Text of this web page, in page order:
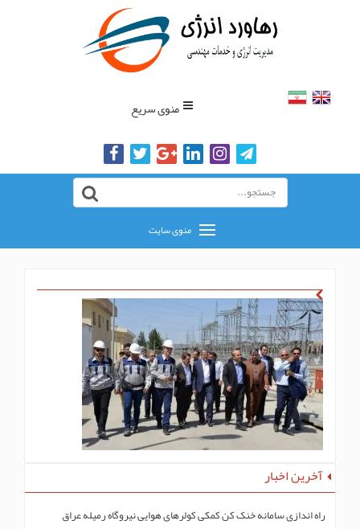
منوی سریع
منوی سایت
آخرین اخبار
راه اندازی سامانه خنک کن کمکی کولرهای هوایی نیروگاه رمیله عراق